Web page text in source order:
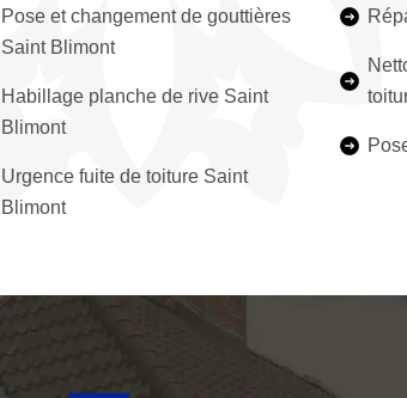
Pose et changement de gouttières
Saint Blimont
Habillage planche de rive Saint
Blimont
Urgence fuite de toiture Saint
Blimont